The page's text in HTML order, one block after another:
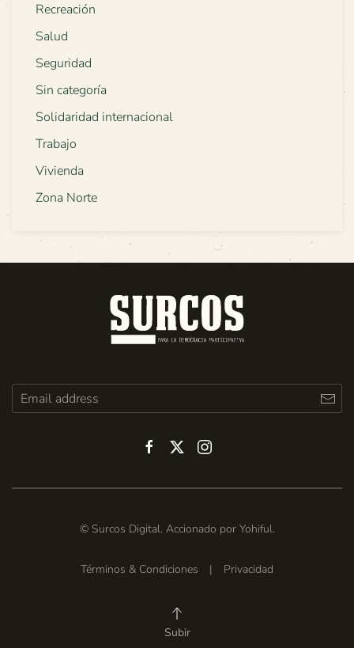
Recreación
Salud
Seguridad
Sin categoría
Solidaridad internacional
Trabajo
Vivienda
Zona Norte
© Surcos Digital. Accionado por Yohiful.
Términos & Condiciones | Privacidad
Subir